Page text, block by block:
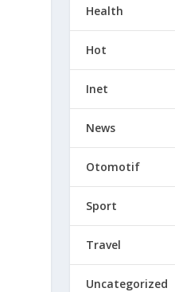
Health
Hot
Inet
News
Otomotif
Sport
Travel
Uncategorized